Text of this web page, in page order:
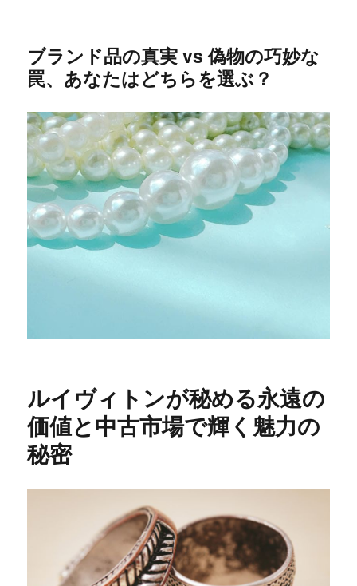
ブランド品の真実 vs 偽物の巧妙な
罠、あなたはどちらを選ぶ？
ルイヴィトンが秘める永遠の
価値と中古市場で輝く魅力の
秘密